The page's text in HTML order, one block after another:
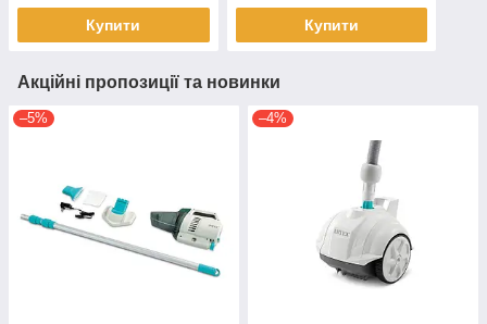
Купити Купити
Акційні пропозиції та новинки
–5% –4%